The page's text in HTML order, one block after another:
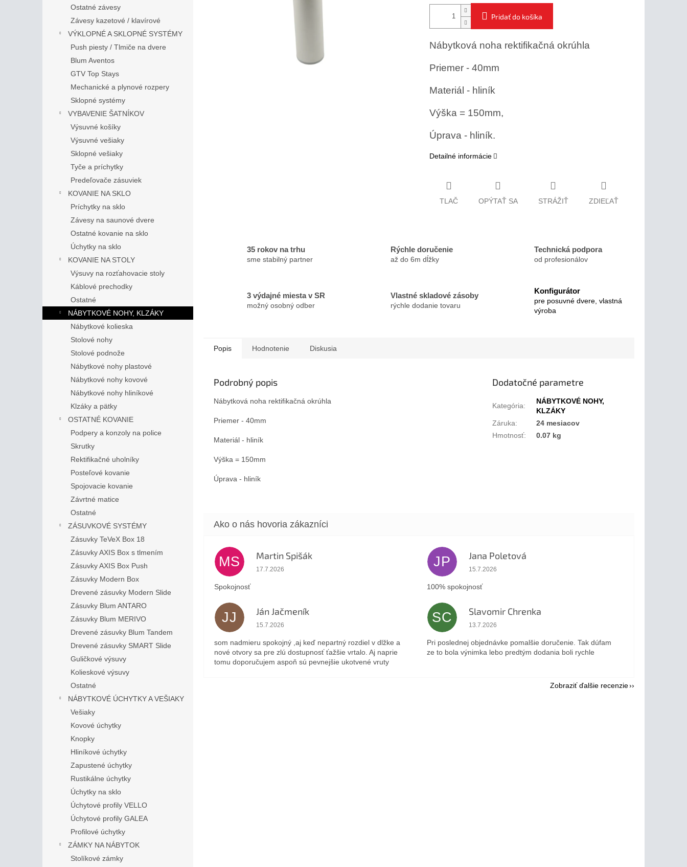
Ostatné závesy
Závesy kazetové / klavírové
VÝKLOPNÉ A SKLOPNÉ SYSTÉMY
Push piesty / Tlmiče na dvere
Blum Aventos
GTV Top Stays
Mechanické a plynové rozpery
Sklopné systémy
VYBAVENIE ŠATNÍKOV
Výsuvné košíky
Výsuvné vešiaky
Sklopné vešiaky
Tyče a príchytky
Predeľovače zásuviek
KOVANIE NA SKLO
Príchytky na sklo
Závesy na saunové dvere
Ostatné kovanie na sklo
Úchytky na sklo
KOVANIE NA STOLY
Výsuvy na rozťahovacie stoly
Káblové prechodky
Ostatné
NÁBYTKOVÉ NOHY, KLZÁKY
Nábytkové kolieska
Stolové nohy
Stolové podnože
Nábytkové nohy plastové
Nábytkové nohy kovové
Nábytkové nohy hliníkové
Klzáky a pätky
OSTATNÉ KOVANIE
Podpery a konzoly na police
Skrutky
Rektifikačné uholníky
Posteľové kovanie
Spojovacie kovanie
Závrtné matice
Ostatné
ZÁSUVKOVÉ SYSTÉMY
Zásuvky TeVeX Box 18
Zásuvky AXIS Box s tlmením
Zásuvky AXIS Box Push
Zásuvky Modern Box
Drevené zásuvky Modern Slide
Zásuvky Blum ANTARO
Zásuvky Blum MERIVO
Drevené zásuvky Blum Tandem
Drevené zásuvky SMART Slide
Guličkové výsuvy
Kolieskové výsuvy
Ostatné
NÁBYTKOVÉ ÚCHYTKY A VEŠIAKY
Vešiaky
Kovové úchytky
Knopky
Hliníkové úchytky
Zapustené úchytky
Rustikálne úchytky
Úchytky na sklo
Úchytové profily VELLO
Úchytové profily GALEA
Profilové úchytky
ZÁMKY NA NÁBYTOK
Stolíkové zámky
Pridať do košíka
Nábytková noha rektifikačná okrúhla
Priemer - 40mm
Materiál - hliník
Výška = 150mm,
Úprava - hliník.
Detailné informácie
TLAČ OPÝTAŤ SA STRÁŽIŤ ZDIEĽAŤ
35 rokov na trhu
sme stabilný partner
Rýchle doručenie
až do 6m dĺžky
Technická podpora
od profesionálov
3 výdajné miesta v SR
možný osobný odber
Vlastné skladové zásoby
rýchle dodanie tovaru
Konfigurátor
pre posuvné dvere, vlastná
výroba
Popis Hodnotenie Diskusia
Podrobný popis
Nábytková noha rektifikačná okrúhla
Priemer - 40mm
Materiál - hliník
Výška = 150mm
Úprava - hliník
Dodatočné parametre
Kategória:
NÁBYTKOVÉ NOHY,
KLZÁKY
Záruka:
24 mesiacov
Hmotnosť: 0.07 kg
MS Martin Spišák
Hodnotenie obchodu je 5 z 5 hviezdičiek.
17.7.2026
Spokojnosť
JP Jana Poletová
Hodnotenie obchodu je 5 z 5 hviezdičiek.
15.7.2026
100% spokojnosť
JJ Ján Jačmeník
Hodnotenie obchodu je 5 z 5 hviezdičiek.
15.7.2026
som nadmieru spokojný ,aj keď nepartný rozdiel v dlžke a
nové otvory sa pre zlú dostupnosť ťažšie vrtalo. Aj naprie
tomu doporučujem aspoň sú pevnejšie ukotvené vruty
SC Slavomir Chrenka
Hodnotenie obchodu je 5 z 5 hviezdičiek.
13.7.2026
Pri poslednej objednávke pomalšie doručenie. Tak dúfam
ze to bola výnimka lebo predtým dodania boli rychle
Zobraziť ďalšie recenzie